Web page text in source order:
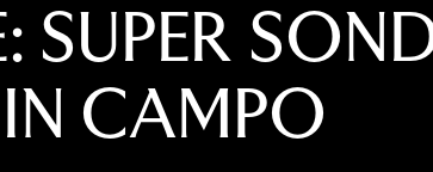
SUPER
CAMPO